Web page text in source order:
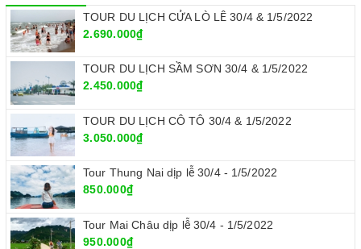
TOUR DU LỊCH CỬA LÒ LỄ 30/4 & 1/5/2022
2.690.000₫
TOUR DU LỊCH SẦM SƠN 30/4 & 1/5/2022
2.450.000₫
TOUR DU LỊCH CÔ TÔ 30/4 & 1/5/2022
3.050.000₫
Tour Thung Nai dịp lễ 30/4 - 1/5/2022
850.000₫
Tour Mai Châu dịp lễ 30/4 - 1/5/2022
950.000₫